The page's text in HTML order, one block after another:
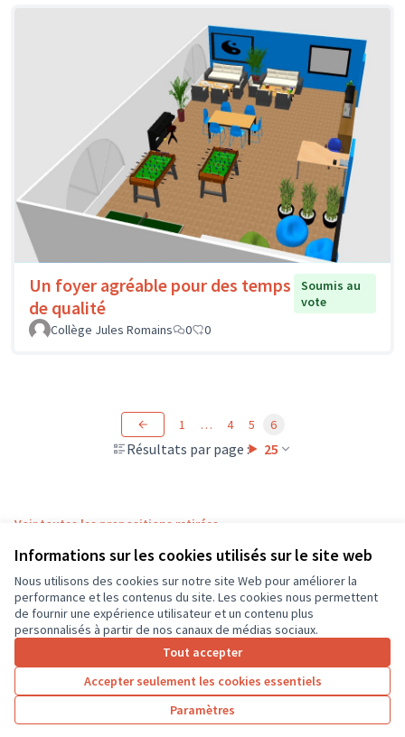
Informations sur les cookies utilisés sur le site web
Nous utilisons des cookies sur notre site Web pour améliorer la
performance et les contenus du site. Les cookies nous permettent
de fournir une expérience utilisateur et un contenu plus
personnalisés à partir de nos canaux de médias sociaux.
Tout accepter
Accepter seulement les cookies essentiels
Paramètres
Un foyer agréable pour des temps
de qualité
Soumis au
vote
Collège Jules Romains
0 0
Résultats par page : 25
1 … 4 5 6
Voir toutes les propositions retirées
Conditions d'utilisation
Paramètres des cookies
CD37 sur X
(Lien externe)
CD37 sur Facebook
CD37 sur Instagram
CD37 sur YouTube
(Lien externe)
Site réalisé grâce aulogiciel libre Decidim .
Licence
(Lien